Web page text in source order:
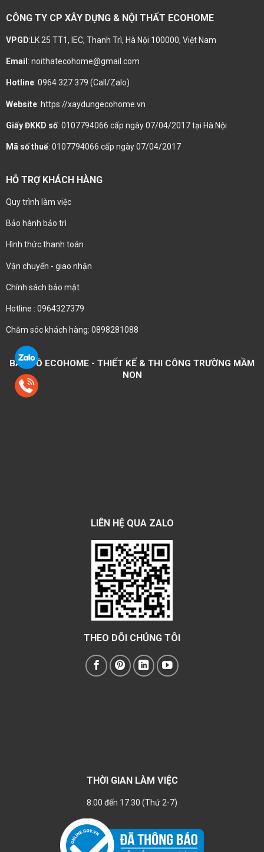
CÔNG TY CP XÂY DỰNG & NỘI THẤT ECOHOME
VPGD:LK 25 TT1, IEC, Thanh Trì, Hà Nội 100000, Việt Nam
Email : noithatecohome@gmail.com
Hotline: 0964 327 379 (Call/Zalo)
Website: https://xaydungecohome.vn
Giấy ĐKKD số: 0107794066 cấp ngày 07/04/2017 tại Hà Nội
Mã số thuế: 0107794066 cấp ngày 07/04/2017
HỖ TRỢ KHÁCH HÀNG
Quy trình làm việc
Bảo hành bảo trì
Hình thức thanh toán
Vận chuyển - giao nhận
Chính sách bảo mật
Hotline : 0964327379
Chăm sóc khách hàng: 0898281088
BẢN ĐỒ ECOHOME - THIẾT KẾ & THI CÔNG TRƯỜNG MẦM
NON
LIÊN HỆ QUA ZALO
THEO DÕI CHÚNG TÔI
THỜI GIAN LÀM VIỆC
8:00 đến 17:30 (Thứ 2-7)